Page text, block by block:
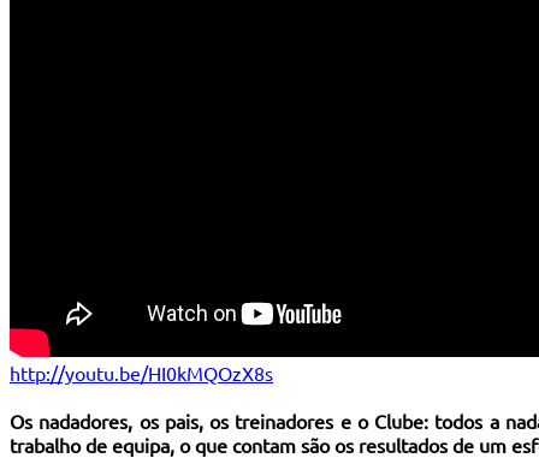
http://youtu.be/HI0kMQOzX8s
Os nadadores, os pais, os treinadores e o Clube: todos a
trabalho de equipa, o que contam são os resultados de um